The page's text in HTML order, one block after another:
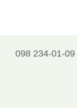
098 234-01-09